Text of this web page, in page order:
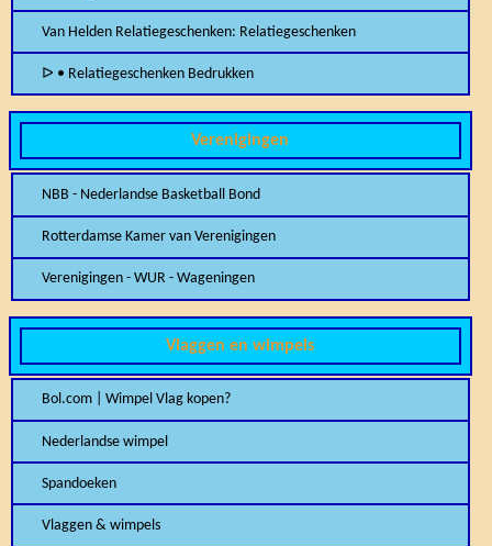
Van Helden Relatiegeschenken: Relatiegeschenken
ᐅ • Relatiegeschenken Bedrukken
Verenigingen
NBB - Nederlandse Basketball Bond
Rotterdamse Kamer van Verenigingen
Verenigingen - WUR - Wageningen
Vlaggen en wimpels
Bol.com | Wimpel Vlag kopen?
Nederlandse wimpel
Spandoeken
Vlaggen & wimpels